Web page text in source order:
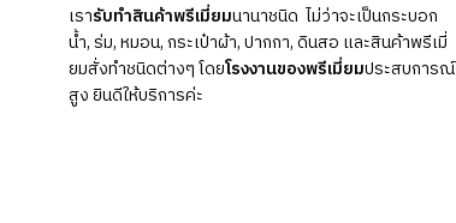
เรารับทำสินค้าพรีเมี่ยมนานาชนิด ไม่ว่าจะเป็นกระบอก
น้ำ, ร่ม, หมอน, กระเป๋าผ้า, ปากกา, ดินสอ และสินค้าพรีเมี่
ยมสั่งทำชนิดต่างๆ โดยโรงงานของพรีเมี่ยมประสบการณ์
สูง ยินดีให้บริการค่ะ